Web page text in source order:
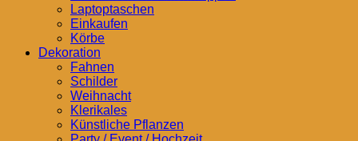
Laptoptaschen
Einkaufen
Körbe
Dekoration
Fahnen
Schilder
Weihnacht
Klerikales
Künstliche Pflanzen